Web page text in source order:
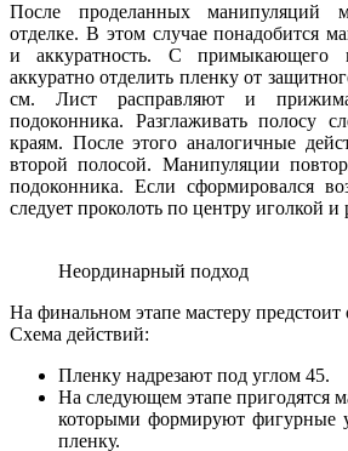
После проделанных манипуляций
отделке. В этом случае понадобится
и аккуратность. С
аккуратно отделить пленку от
см. Лист расправляют и
подоконника. Разглаживать полосу
краям. После этого аналогичные
второй полосой. Манипуляции
подоконника. Если сформировался
следует проколоть по центру иголкой и
Неординарный подход
На финальном этапе мастеру
Схема действий:
Пленку надрезают под углом 45.
На следующем этапе
которыми формируют фигурные
пленку.